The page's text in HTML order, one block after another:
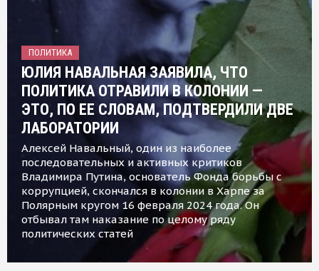
ПОЛИТИКА
ЮЛИЯ НАВАЛЬНАЯ ЗАЯВИЛА, ЧТО
ПОЛИТИКА ОТРАВИЛИ В КОЛОНИИ —
ЭТО, ПО ЕЕ СЛОВАМ, ПОДТВЕРДИЛИ ДВЕ
ЛАБОРАТОРИИ
Алексей Навальный, один из наиболее
последовательных и активных критиков
Владимира Путина, основатель Фонда борьбы с
коррупцией, скончался в колонии в Харпе за
Полярным кругом 16 февраля 2024 года. Он
отбывал там наказание по целому ряду
политических статей